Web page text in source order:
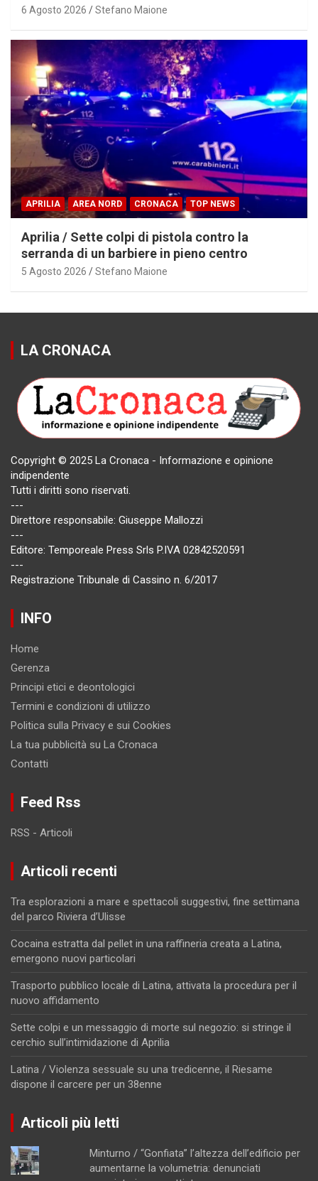
6 Agosto 2026 Stefano Maione
APRILIA AREA NORD CRONACA TOP NEWS
Aprilia / Sette colpi di pistola contro la
serranda di un barbiere in pieno centro
5 Agosto 2026 Stefano Maione
LA CRONACA
Copyright © 2025 La Cronaca - Informazione e opinione
indipendente
Tutti i diritti sono riservati.
---
Direttore responsabile: Giuseppe Mallozzi
---
Editore: Temporeale Press Srls P.IVA 02842520591
---
Registrazione Tribunale di Cassino n. 6/2017
INFO
Home
Gerenza
Principi etici e deontologici
Termini e condizioni di utilizzo
Politica sulla Privacy e sui Cookies
La tua pubblicità su La Cronaca
Contatti
Feed Rss
RSS - Articoli
Articoli recenti
Tra esplorazioni a mare e spettacoli suggestivi, fine settimana
del parco Riviera d’Ulisse
Cocaina estratta dal pellet in una raffineria creata a Latina,
emergono nuovi particolari
Trasporto pubblico locale di Latina, attivata la procedura per il
nuovo affidamento
Sette colpi e un messaggio di morte sul negozio: si stringe il
cerchio sull’intimidazione di Aprilia
Latina / Violenza sessuale su una tredicenne, il Riesame
dispone il carcere per un 38enne
Articoli più letti
Minturno / “Gonfiata” l’altezza dell’edificio per
aumentarne la volumetria: denunciati